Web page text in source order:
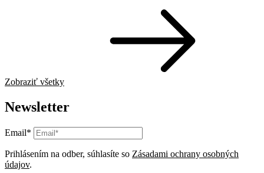
Zobraziť všetky
Newsletter
Email*
Prihlásením na odber, súhlasíte so Zásadami ochrany osobných
údajov.